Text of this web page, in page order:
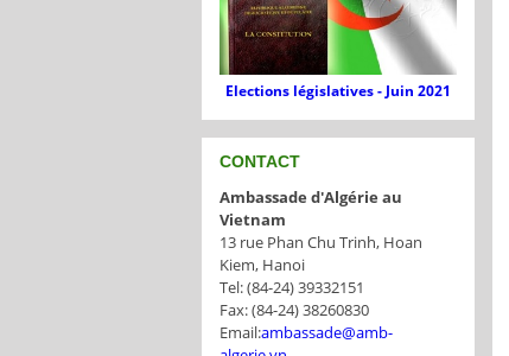
Elections législatives - Juin 2021
CONTACT
Ambassade d'Algérie au
Vietnam
13 rue Phan Chu Trinh, Hoan
Kiem, Hanoi
Tel: (84-24) 39332151
Fax: (84-24) 38260830
Email:ambassade@amb-